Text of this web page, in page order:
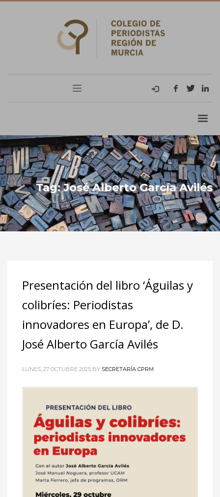
Tag: José Alberto García Avilés
Presentación del libro ‘Águilas y
colibríes: Periodistas
innovadores en Europa’, de D.
José Alberto García Avilés
LUNES, 27 OCTUBRE 2025 BY SECRETARÍA CPRM